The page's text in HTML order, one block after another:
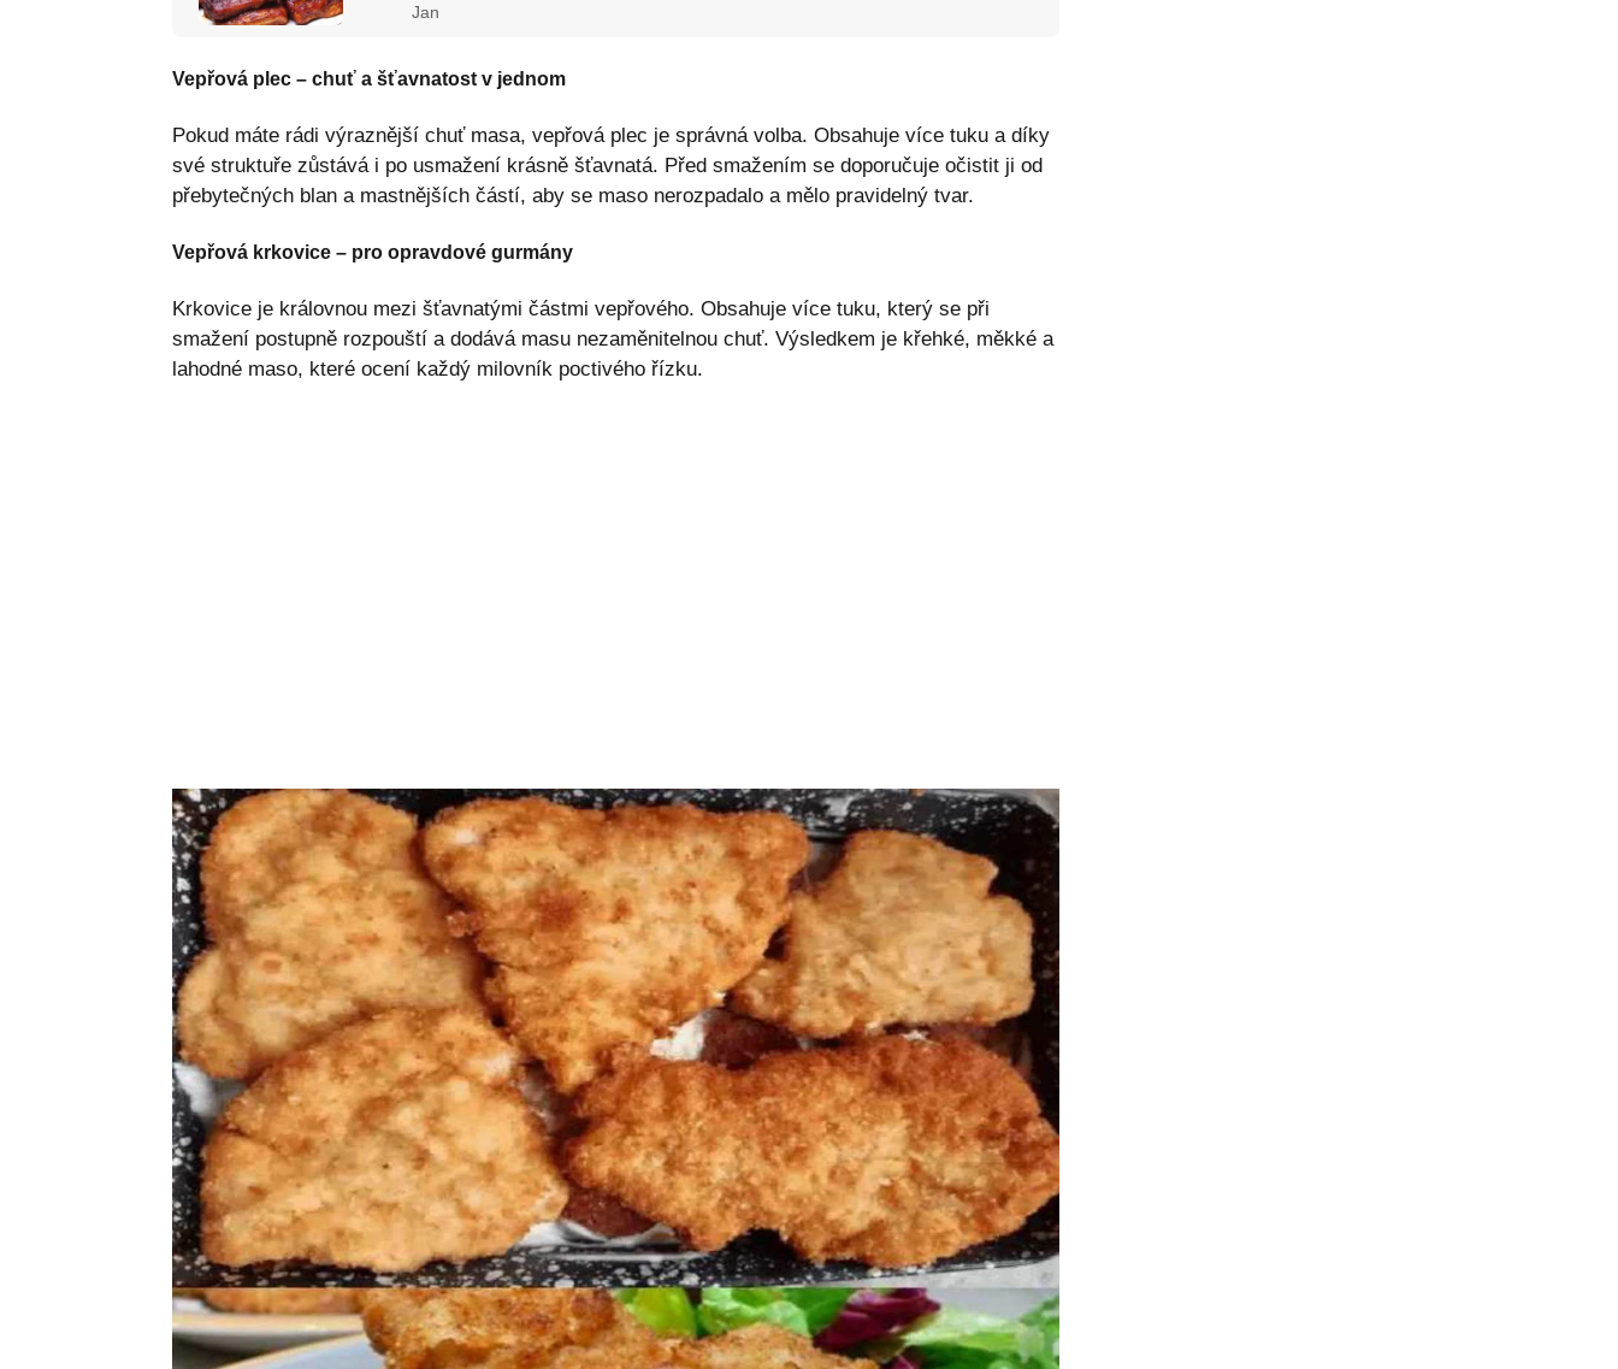
Jan
Vepřová plec – chuť a šťavnatost v jednom
Pokud máte rádi výraznější chuť masa, vepřová plec je správná volba. Obsahuje více tuku a díky
své struktuře zůstává i po usmažení krásně šťavnatá. Před smažením se doporučuje očistit ji od
přebytečných blan a mastnějších částí, aby se maso nerozpadalo a mělo pravidelný tvar.
Vepřová krkovice – pro opravdové gurmány
Krkovice je královnou mezi šťavnatými částmi vepřového. Obsahuje více tuku, který se při
smažení postupně rozpouští a dodává masu nezaměnitelnou chuť. Výsledkem je křehké, měkké a
lahodné maso, které ocení každý milovník poctivého řízku.